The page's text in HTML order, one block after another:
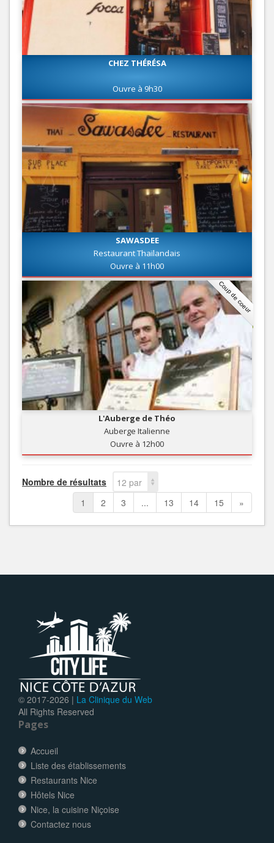
CHEZ THÉRÉSA
Ouvre à 9h30
SAWASDEE
Restaurant Thaïlandais
Ouvre à 11h00
Coup de coeur
L'Auberge de Théo
Auberge Italienne
Ouvre à 12h00
Nombre de résultats
12 par
page
1 2 3 ... 13 14 15 »
© 2017-2026 | La Clinique du Web
All Rights Reserved
Pages
Accueil
Liste des établissements
Restaurants Nice
Hôtels Nice
Nice, la cuisine Niçoise
Contactez nous